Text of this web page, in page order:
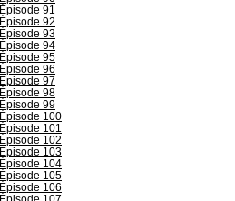
Épisode 91
Épisode 92
Épisode 93
Épisode 94
Épisode 95
Épisode 96
Épisode 97
Épisode 98
Épisode 99
Épisode 100
Épisode 101
Épisode 102
Épisode 103
Épisode 104
Épisode 105
Épisode 106